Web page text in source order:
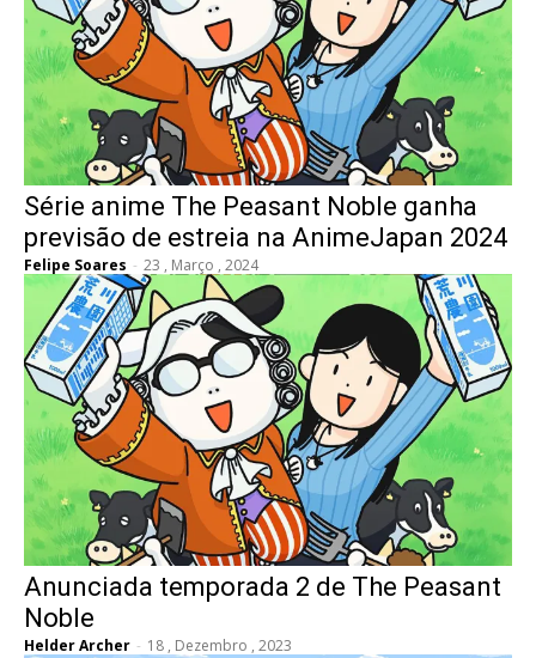
Série anime The Peasant Noble ganha
previsão de estreia na AnimeJapan 2024
Felipe Soares - 23 , Março , 2024
Anunciada temporada 2 de The Peasant
Noble
Helder Archer - 18 , Dezembro , 2023